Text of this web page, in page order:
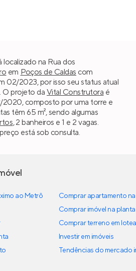
localizado na Rua dos
em Poços de Caldas com
02/2023, por isso seu status atual
O projeto da Vital Construtora é
composto por uma torre e
têm 65 m², sendo algumas
, 2 banheiros e 1 e 2 vagas.
está sob consulta.
ao Metrô
Comprar apartamento
Comprar imóvel na planta
Comprar terreno em
Investir em imóveis
Tendências do mercado